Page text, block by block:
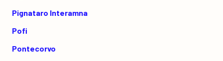
Pignataro Interamna
Pofi
Pontecorvo